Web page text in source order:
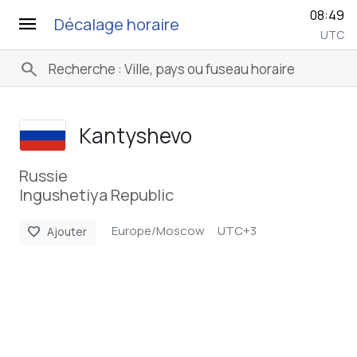
menu Décalage horaire 08:49
UTC
search
Kantyshevo
Russie
Ingushetiya Republic
favorite Ajouter Europe/Moscow UTC+3